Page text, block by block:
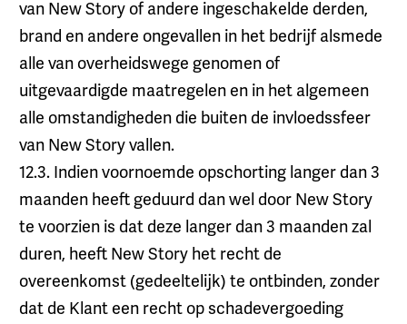
van New Story of andere ingeschakelde derden,
brand en andere ongevallen in het bedrijf alsmede
alle van overheidswege genomen of
uitgevaardigde maatregelen en in het algemeen
alle omstandigheden die buiten de invloedssfeer
van New Story vallen.
12.3. Indien voornoemde opschorting langer dan 3
maanden heeft geduurd dan wel door New Story
te voorzien is dat deze langer dan 3 maanden zal
duren, heeft New Story het recht de
overeenkomst (gedeeltelijk) te ontbinden, zonder
dat de Klant een recht op schadevergoeding